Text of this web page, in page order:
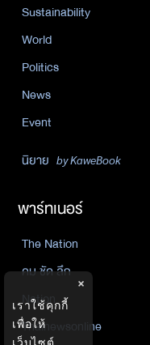
Sustainability
World
Politics
News
Event
นิยาย by KaweBook
พาร์ทเนอร์
The Nation
คม ชัด ลึก
Nation
Thainewsonline
×
เราใช้คุกกี้
เพื่อให้